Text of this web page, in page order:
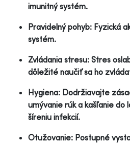
imunitný systém.
Pravidelný pohyb: Fyzická
systém.
Zvládania stresu: Stres
dôležité naučiť sa ho
Hygiena: Dodržiavajte
umývanie rúk a kašľanie do
šíreniu infekcií.
Otužovanie: Postupné